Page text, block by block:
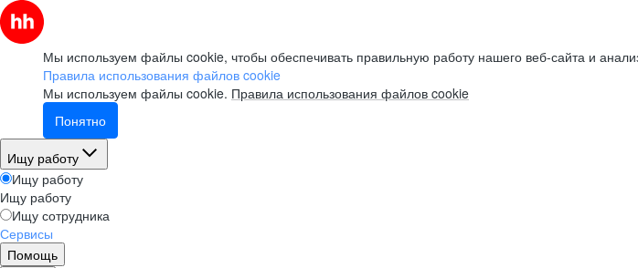
Мы используем файлы cookie, чтобы обеспечивать правильную работу нашего веб-сайта и
Правила использования файлов cookie
Мы используем файлы cookie. Правила использования файлов cookie
Понятно
Ищу работу
Ищу работу
Ищу работу
Ищу сотрудника
Сервисы
Помощь